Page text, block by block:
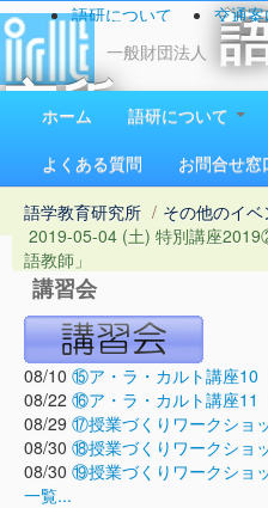
一般財団法人
究所
1923（大正12）年
語研について 交通
お問い合わせ
ホーム 語研について
よくある質問
お問合せ窓
語学教育研究所 / その他のイベ
2019-05-04 (土) 特別講座
語教師」
講習会
08/10 ⑮ア・ラ・カルト講座10
08/22 ⑯ア・ラ・カルト講座11
08/29 ⑰授業づくりワークショ
08/30 ⑱授業づくりワークショ
08/30 ⑲授業づくりワークショ
一覧...